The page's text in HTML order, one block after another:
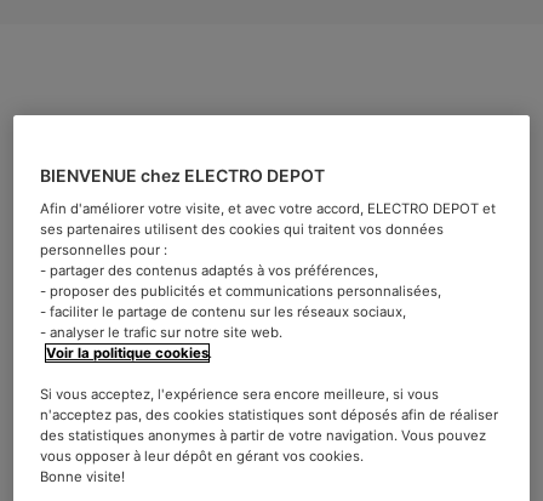
vertus du thé sont nombreuses et font de cette
millénaireladeuxième boisson la plus consommée
au mondeaprès l’eau, et un allié de notre santé. Même
s’il estmoins excitant que le café, certaines personnes
redoutent d’en consommer en fin de journée craignant les
insomnies… Mais, à quels moments de la journée est il
préférable de boire du thé, quel type de thé et pour quel
effet ?
Thé noir, thé vert, thé blanc
BIENVENUE chez ELECTRO DEPOT
Afin d'améliorer votre visite, et avec votre accord, ELECTRO DEPOT et
ses partenaires utilisent des cookies qui traitent vos données
personnelles pour :
- partager des contenus adaptés à vos préférences,
- proposer des publicités et communications personnalisées,
- faciliter le partage de contenu sur les réseaux sociaux,
- analyser le trafic sur notre site web.
Voir la politique cookies.
Si vous acceptez, l'expérience sera encore meilleure, si vous
n'acceptez pas, des cookies statistiques sont déposés afin de réaliser
des statistiques anonymes à partir de votre navigation. Vous pouvez
vous opposer à leur dépôt en gérant vos cookies.
Bonne visite!